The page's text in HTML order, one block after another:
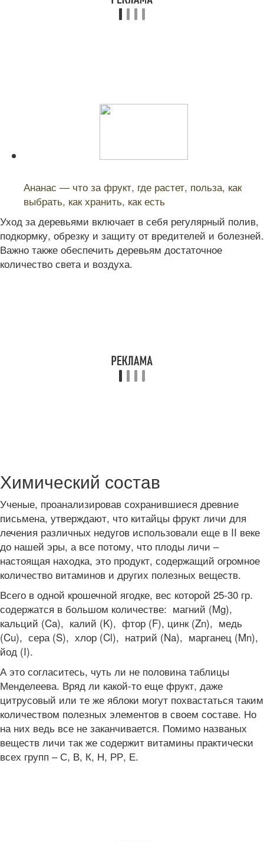
Ананас — что за фрукт, где растет, польза, как
выбрать, как хранить, как есть
Уход за деревьями включает в себя регулярный полив,
подкормку, обрезку и защиту от вредителей и болезней.
Важно также обеспечить деревьям достаточное
количество света и воздуха.
Химический состав
Ученые, проанализировав сохранившиеся древние
письмена, утверждают, что китайцы фрукт личи для
лечения различных недугов использовали еще в II веке
до нашей эры, а все потому, что плоды личи –
настоящая находка, это продукт, содержащий огромное
количество витаминов и других полезных веществ.
Всего в одной крошечной ягодке, вес которой 25-30 гр.
содержатся в большом количестве: магний (Mg),
кальций (Ca), калий (K), фтор (F), цинк (Zn), медь
(Cu), сера (S), хлор (Cl), натрий (Na), марганец (Mn),
йод (I).
А это согласитесь, чуть ли не половина таблицы
Менделеева. Вряд ли какой-то еще фрукт, даже
цитрусовый или те же яблоки могут похвастаться таким
количеством полезных элементов в своем составе. Но
на них ведь все не заканчивается. Помимо названых
веществ личи так же содержит витамины практически
всех групп – С, В, К, Н, РР, Е.